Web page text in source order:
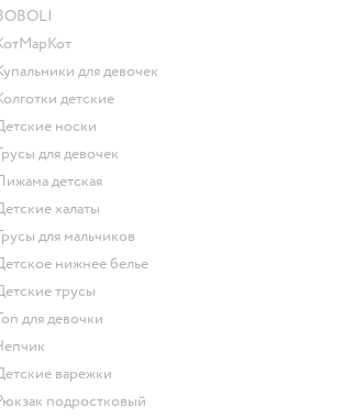
BOBOLI
КотМарКот
Купальники для девочек
Колготки детские
Детские носки
Трусы для девочек
Пижама детская
Детские халаты
Трусы для мальчиков
Детское нижнее белье
Детские трусы
Топ для девочки
Чепчик
Детские варежки
Рюкзак подростковый